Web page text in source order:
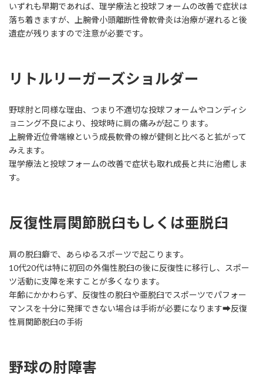
いずれも早期であれば、理学療法と投球フォームの改善で症状は
落ち着きますが、上腕骨小頭離断性骨軟骨炎は治療が遅れると後
遺症が残りますので注意が必要です。
リトルリーガーズショルダー
野球肘と同様な理由、つまり不適切な投球フォームやコンディシ
ョニング不良により、投球時に肩の痛みが起こります。
上腕骨近位骨端線という成長軟骨の線が健側と比べると拡がって
みえます。
理学療法と投球フォームの改善で症状も取れ成長と共に治癒しま
す。
反復性肩関節脱臼もしくは亜脱臼
肩の脱臼癖で、あらゆるスポーツで起こります。
10代20代は特に初回の外傷性脱臼の後に反復性に移行し、スポー
ツ活動に支障を来すことが多くなります。
年齢にかかわらず、反復性の脱臼や亜脱臼でスポーツでパフォー
マンスを十分に発揮できない場合は手術が必要になります➡反復
性肩関節脱臼の手術
野球の肘障害